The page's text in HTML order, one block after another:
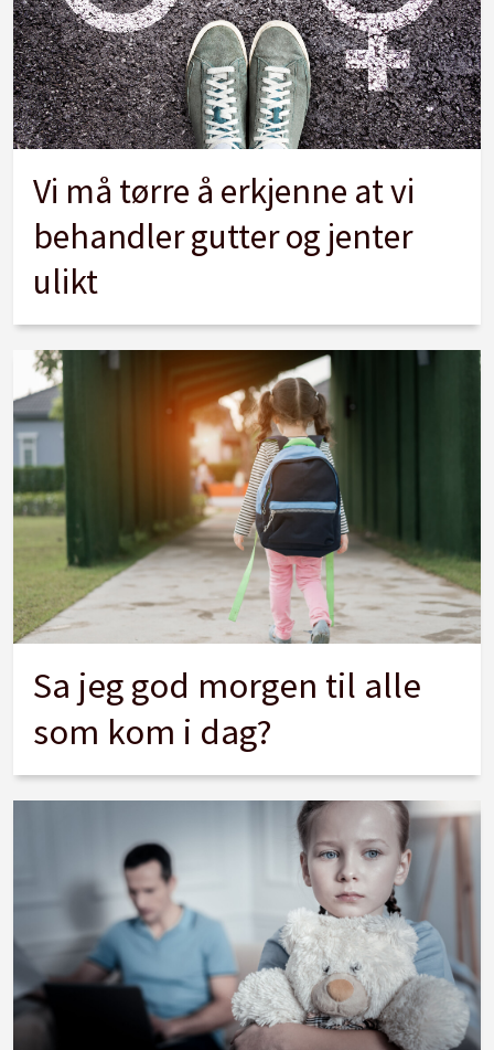
Vi må tørre å erkjenne at vi
behandler gutter og jenter
ulikt
Sa jeg god morgen til alle
som kom i dag?